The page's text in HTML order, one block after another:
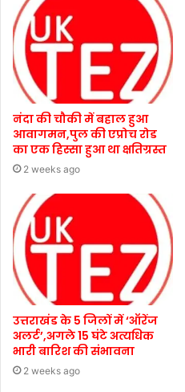
नंदा की चौकी में बहाल हुआ
आवागमन,पुल की एप्रोच रोड
का एक हिस्सा हुआ था क्षतिग्रस्त
2 weeks ago
उत्तराखंड के 5 जिलों में ‘ऑरेंज
अलर्ट’,अगले 15 घंटे अत्यधिक
भारी बारिश की संभावना
2 weeks ago